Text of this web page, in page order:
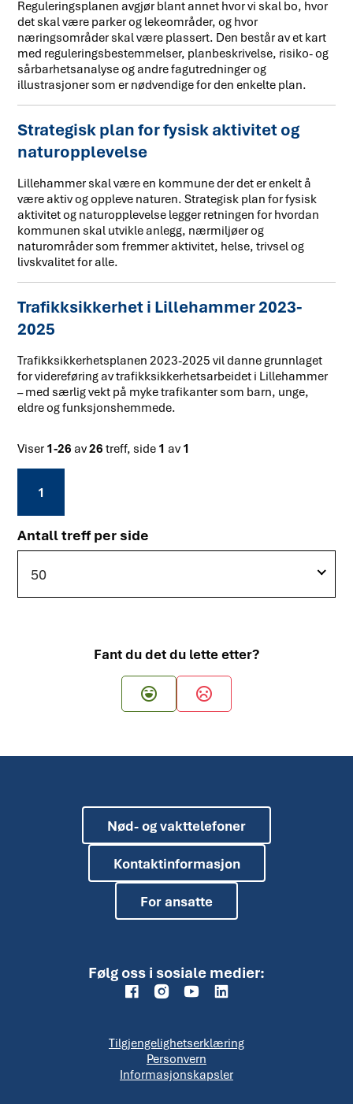
Reguleringsplanen avgjør blant annet hvor vi skal bo, hvor
det skal være parker og lekeområder, og hvor
næringsområder skal være plassert. Den består av et kart
med reguleringsbestemmelser, planbeskrivelse, risiko- og
sårbarhetsanalyse og andre fagutredninger og
illustrasjoner som er nødvendige for den enkelte plan.
Strategisk plan for fysisk aktivitet og
naturopplevelse
Lillehammer skal være en kommune der det er enkelt å
være aktiv og oppleve naturen. Strategisk plan for fysisk
aktivitet og naturopplevelse legger retningen for hvordan
kommunen skal utvikle anlegg, nærmiljøer og
naturområder som fremmer aktivitet, helse, trivsel og
livskvalitet for alle.
Trafikksikkerhet i Lillehammer 2023-
2025
Trafikksikkerhetsplanen 2023-2025 vil danne grunnlaget
for videreføring av trafikksikkerhetsarbeidet i Lillehammer
– med særlig vekt på myke trafikanter som barn, unge,
eldre og funksjonshemmede.
Viser 1-26 av26 treff, side 1 av 1
1
Antall treff per side
50
Fant du det du lette etter?
Ja Nei
Nød- og vakttelefoner
Kontaktinformasjon
For ansatte
Følg oss i sosiale medier:
Tilgjengelighetserklæring
Personvern
Informasjonskapsler